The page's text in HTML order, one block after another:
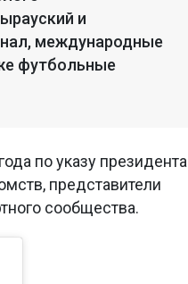
и
международные
футбольные
по указу президента
представители
сообщества.